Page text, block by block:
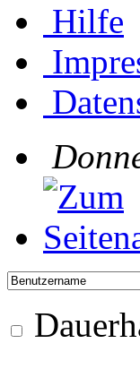
Hilfe